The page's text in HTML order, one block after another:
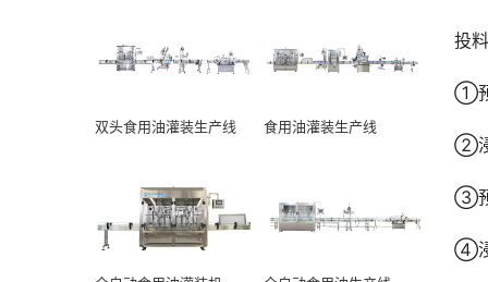
投
①预
②浸
③预
④浸
双头食用油灌装生产线 食用油灌装生产线